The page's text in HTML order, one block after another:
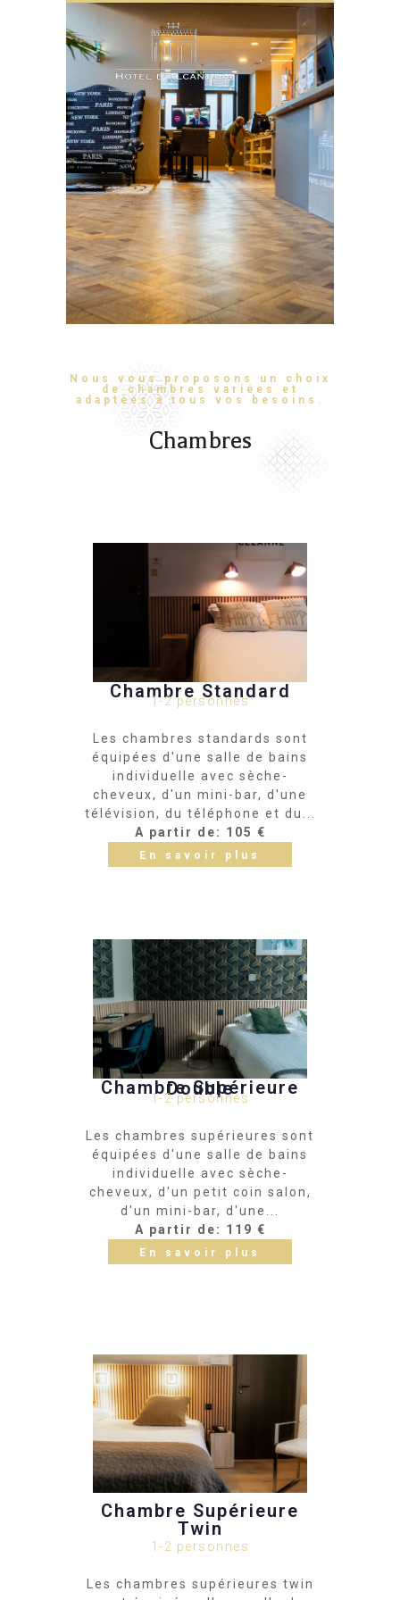
Nous vous proposons un choix
de chambres variées et
adaptées à tous vos besoins.
Chambres
Chambre Standard
1-2 personnes
Les chambres standards sont
équipées d'une salle de bains
individuelle avec sèche-
cheveux, d'un mini-bar, d'une
télévision, du téléphone et du...
A partir de: 105 €
En savoir plus
Chambre Supérieure Double
1-2 personnes
Les chambres supérieures sont
équipées d'une salle de bains
individuelle avec sèche-
cheveux, d'un petit coin salon,
d'un mini-bar, d'une...
A partir de: 119 €
En savoir plus
Chambre Supérieure
Twin
1-2 personnes
Les chambres supérieures twin